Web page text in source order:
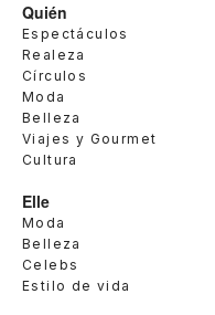
Quién
Espectáculos
Realeza
Círculos
Moda
Belleza
Viajes y Gourmet
Cultura
Elle
Moda
Belleza
Celebs
Estilo de vida